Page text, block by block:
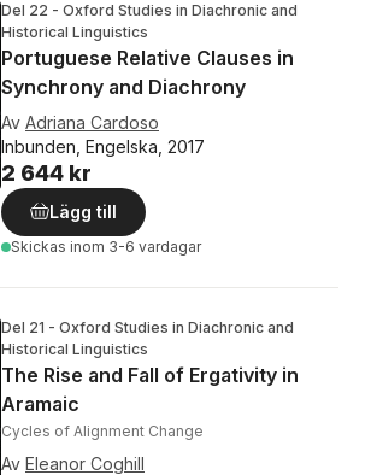
Del 22 - Oxford Studies in Diachronic and
Historical Linguistics
Portuguese Relative Clauses in
Synchrony and Diachrony
Av Adriana Cardoso
Inbunden, Engelska, 2017
2 644 kr
Lägg till
Skickas inom 3-6 vardagar
Del 21 - Oxford Studies in Diachronic and
Historical Linguistics
The Rise and Fall of Ergativity in
Aramaic
Cycles of Alignment Change
Av Eleanor Coghill